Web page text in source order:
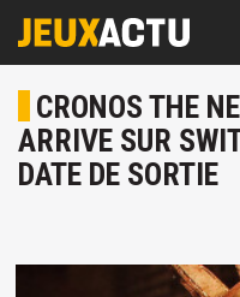
CRONOS THE
ARRIVE SUR
DATE DE SORTIE